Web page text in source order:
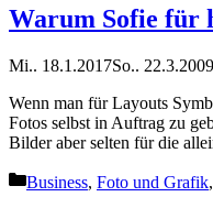
Warum Sofie für
Mi.. 18.1.2017So.. 22.3.2009
Wenn man für Layouts
Fotos selbst in Auftrag zu
Bilder aber selten für die
Kategorien
Business, Foto und Grafik,